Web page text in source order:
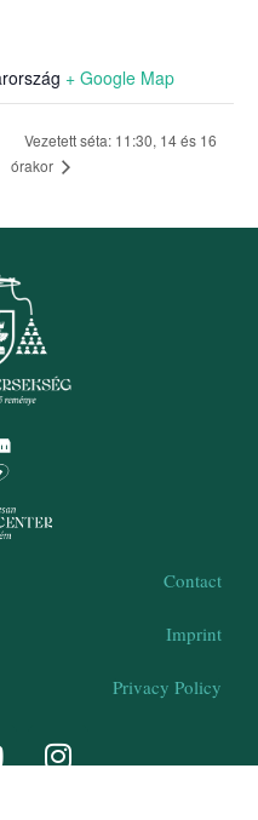
+ Google Map
Vezetett séta: 11:30, 14 és 16
órakor
Contact
Imprint
Privacy Policy